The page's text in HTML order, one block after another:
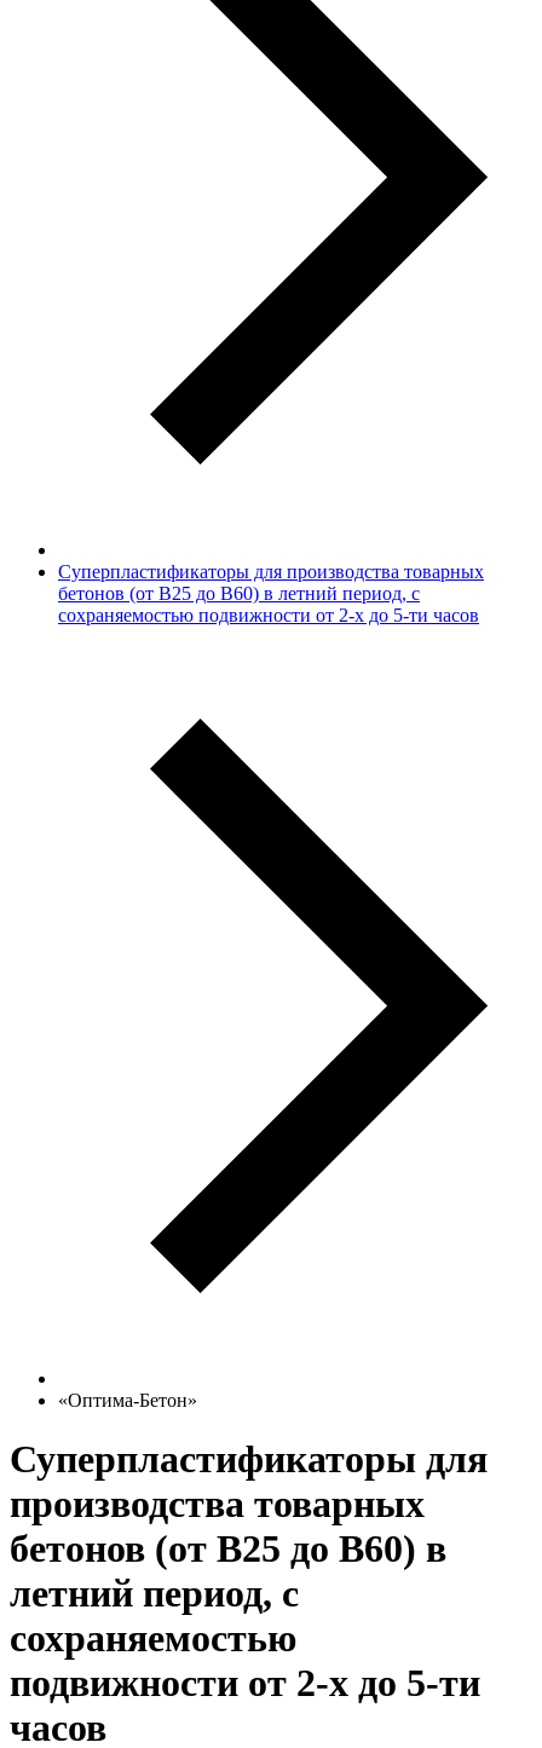
Суперпластификаторы для производства товарных
бетонов (от В25 до В60) в летний период, с
сохраняемостью подвижности от 2-х до 5-ти часов
«Оптима-Бетон»
Суперпластификаторы для
производства товарных
бетонов (от В25 до В60) в
летний период, с
сохраняемостью
подвижности от 2-х до 5-ти
часов